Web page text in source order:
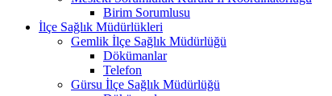
Birim Sorumlusu
İlçe Sağlık Müdürlükleri
Gemlik İlçe Sağlık Müdürlüğü
Dökümanlar
Telefon
Gürsu İlçe Sağlık Müdürlüğü